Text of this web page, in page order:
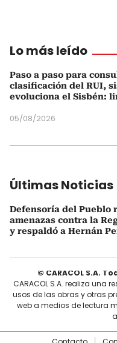
Lo más leído
Paso a paso para
clasificación del RUI,
evoluciona el Sisbén:
05/08/2026
Últimas Noticias
Defensoría del Pueblo
amenazas contra la
y respaldó a Hernán
© CARACOL S.A.
CARACOL S.A. realiza una
usos de las obras y otras
web a medios de lectura